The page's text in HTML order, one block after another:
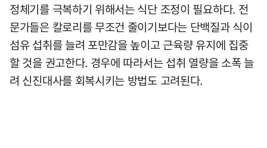
정체기를 극복하기 위해서는 식단 조정이 필요하다. 전
문가들은 칼로리를 무조건 줄이기보다는 단백질과 식이
섬유 섭취를 늘려 포만감을 높이고 근육량 유지에 집중
할 것을 권고한다. 경우에 따라서는 섭취 열량을 소폭 늘
려 신진대사를 회복시키는 방법도 고려된다.